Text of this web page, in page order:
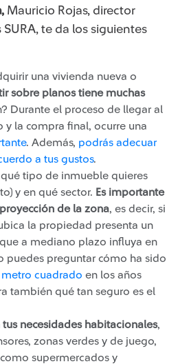
Mauricio Rojas, director
te da los siguientes
una vivienda nueva o
sobre planos tiene muchas
Durante el proceso de llegar al
y la compra final, ocurre una
. Además, podrás adecuar
a tus gustos​.
tipo de inmueble quieres
y en qué sector. Es importante
de la zona, es decir, si
la ​propiedad presenta un
a mediano plazo influya en
puedes preguntar cómo ha sido
cuadrado ​ en los años
también qué tan seguro es el
necesidades habitacionales,
zonas verdes y de juego,
supermercados y